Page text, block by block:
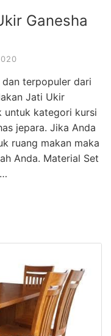
Ganesha
terpopuler dari
Jati Ukir
untuk kategori kursi
jepara. Jika Anda
ruang makan maka
Anda. Material Set